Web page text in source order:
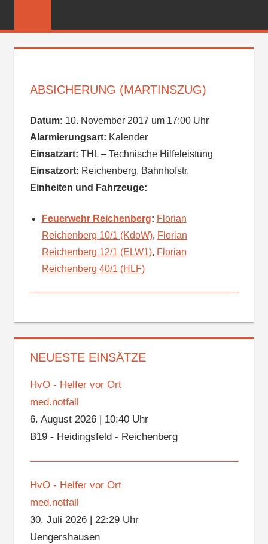
FEUERWEHR
ABSICHERUNG (MARTINSZUG)
Datum: 10. November 2017 um 17:00 Uhr
Alarmierungsart: Kalender
Einsatzart: THL – Technische Hilfeleistung
Einsatzort: Reichenberg, Bahnhofstr.
Einheiten und Fahrzeuge:
Feuerwehr Reichenberg: Florian
Reichenberg 10/1 (KdoW), Florian
Reichenberg 12/1 (ELW1), Florian
Reichenberg 40/1 (HLF)
NEUESTE EINSÄTZE
HvO - Helfer vor Ort
med.notfall
6. August 2026| 10:40 Uhr
B19 - Heidingsfeld - Reichenberg
HvO - Helfer vor Ort
med.notfall
30. Juli 2026| 22:29 Uhr
Uengershausen